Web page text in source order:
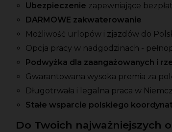
Ubezpieczenie zapewniające
DARMOWE zakwaterowanie
Możliwość urlopów i zjazdów do
Opcja pracy w nadgodzinach -
Podwyżka dla zaangażowanych i
Gwarantowana wysoka premia za
Długotrwała i legalna praca w
Stałe wsparcie polskiego
Do Twoich najważniejszych